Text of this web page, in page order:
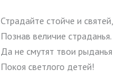
Страдайте стойче и святей,
Познав величие страданья.
Да не смутят твои рыданья
Покоя светлого детей!